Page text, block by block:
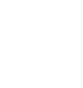
a
y la
y